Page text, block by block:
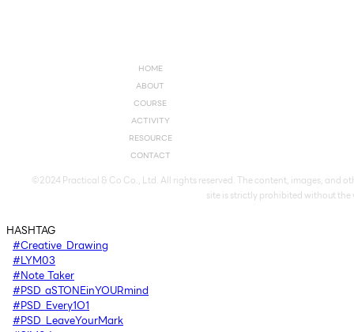
HOME
ABOUT
COURSE
ACTIVITY
RESOURCE
CONTACT
©2024 Practical & Co Co., Ltd. All rights reserved. The content, images, and
site is strictly prohibited without
HASHTAG
#Creative_Drawing
#LYM03
#Note_Taker
#PSD_aSTONEinYOURmind
#PSD_Every1O1
#PSD_LeaveYourMark